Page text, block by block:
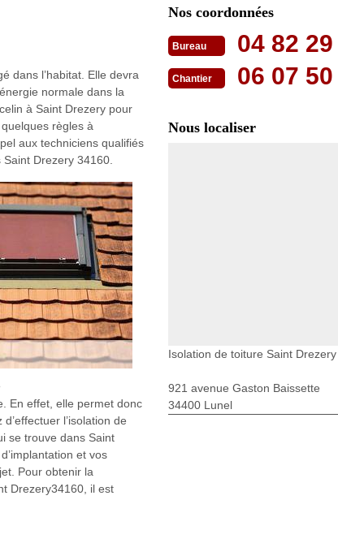
dans l’habitat. Elle devra
normale dans la
à Saint Drezery pour
règles à
aux techniciens qualifiés
Drezery 34160.
En effet, elle permet donc
l’isolation de
se trouve dans Saint
et vos
Pour obtenir la
Drezery34160, il est
Nos coordonnées
Bureau 04 82
Chantier 06 07
Nous localiser
Isolation de toiture Saint Drezery
921 avenue Gaston Baissette
34400 Lunel